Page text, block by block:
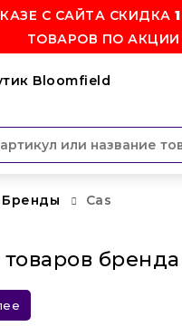
С САЙТА СКИДКА
ТОВАРОВ ПО АКЦИИ
Бренды Cas
бренда